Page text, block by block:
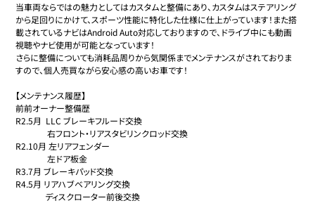
当車両ならではの魅力としてはカスタムと整備にあり、カスタムはステアリング
から足回りにかけて、スポーツ性能に特化した仕様に仕上がっています！また搭
載されているナビはAndroid Auto対応しておりますので、ドライブ中にも動画
視聴やナビ使用が可能となっています！
さらに整備についても消耗品周りから気関係までメンテナンスがされておりま
すので、個人売買ながら安心感の高いお車です！
【メンテナンス履歴】
前前オーナー整備歴
R2.5月  LLC ブレーキフルード交換
右フロント・リアスタビリンクロッド交換
R2.10月 左リアフェンダー
左ドア板金
R3.7月 ブレーキパッド交換
R4.5月 リアハブベアリング交換
ディスクローター前後交換